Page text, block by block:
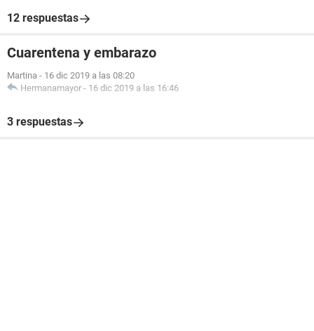
12 respuestas
Cuarentena y embarazo
Martina - 16 dic 2019 a las 08:20
Hermanamayor - 16 dic 2019 a las 16:46
3 respuestas